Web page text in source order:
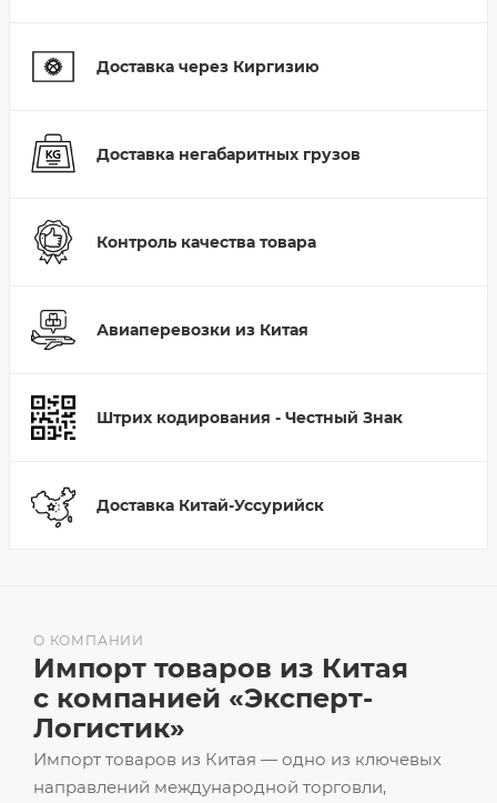
Доставка через Киргизию
Доставка негабаритных грузов
Контроль качества товара
Авиаперевозки из Китая
Штрих кодирования - Честный Знак
Доставка Китай-Уссурийск
Импорт товаров из Китая — одно из ключевых
направлений международной торговли,
О КОМПАНИИ
Импорт товаров из Китая
с компанией «Эксперт-
Логистик»